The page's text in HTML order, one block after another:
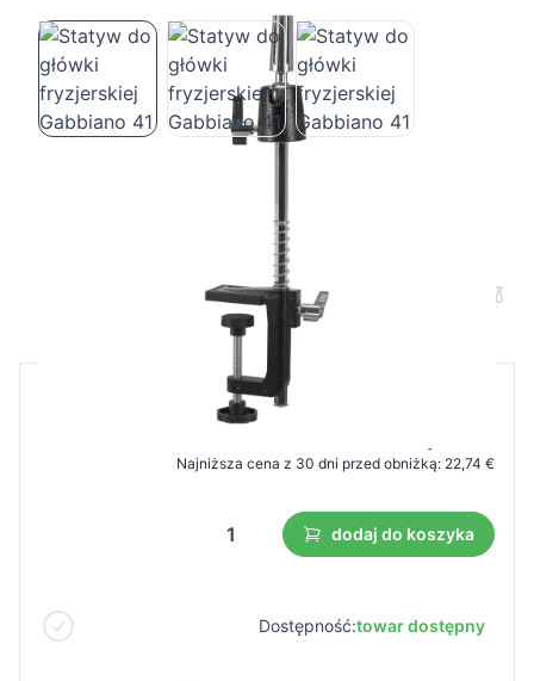
Statyw do główki fryzjerskiej Gabbiano
Cena detaliczna
Najniższa cena z 30 dni przed obniżką: 22,74 €
dodaj do koszyka
Dostępność:towar dostępny